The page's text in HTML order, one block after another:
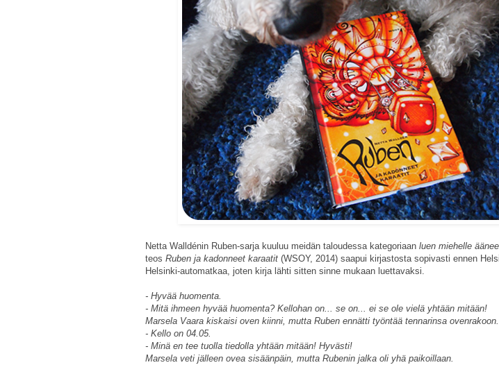
Netta Walldénin Ruben-sarja kuuluu meidän taloudessa kategoriaan luen miehelle
teos Ruben ja kadonneet karaatit (WSOY, 2014) saapui kirjastosta sopivasti ennen
Helsinki-automatkaa, joten kirja lähti sitten sinne mukaan luettavaksi.
- Hyvää huomenta.
- Mitä ihmeen hyvää huomenta? Kellohan on... se on... ei se ole vielä yhtään mitään!
Marsela Vaara kiskaisi oven kiinni, mutta Ruben ennätti työntää tennarinsa ovenrakoon.
- Kello on 04.05.
- Minä en tee tuolla tiedolla yhtään mitään! Hyvästi!
Marsela veti jälleen ovea sisäänpäin, mutta Rubenin jalka oli yhä paikoillaan.